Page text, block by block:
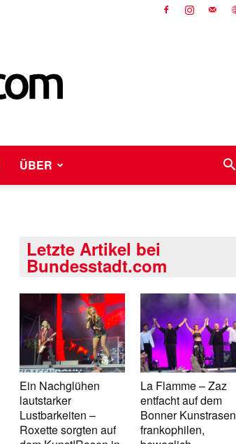
ÜBER
Letzte Artikel bei
Bundesstadt.com
Ein Nachglühen
lautstarker
Lustbarkeiten –
Roxette sorgten auf
La Flamme – Zaz
entfacht auf dem
Bonner Kunstrasen
frankophilen,